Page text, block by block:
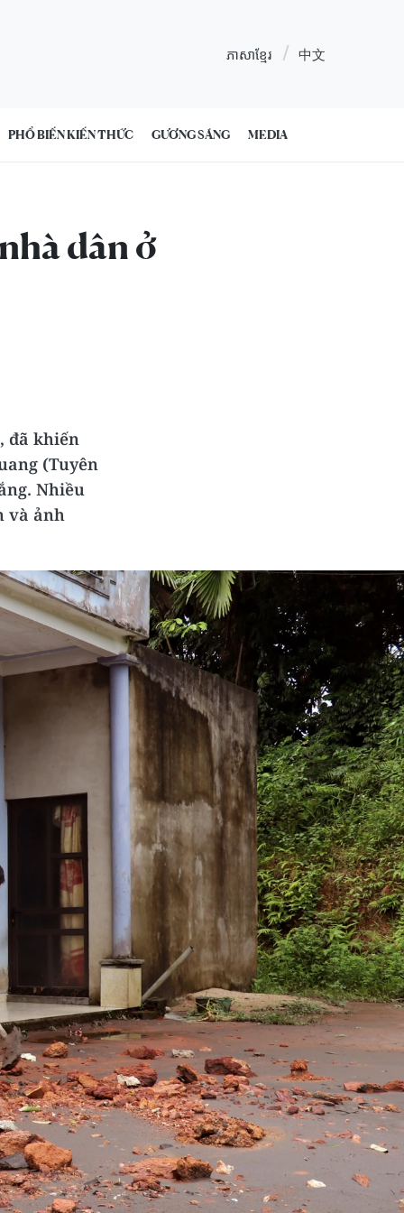
ភាសាខ្មែរ 中文
PHỔ BIẾN KIẾN THỨC GƯƠNG SÁNG MEDIA
dân ở
đã khiến
(Tuyên
Nhiều
và ảnh